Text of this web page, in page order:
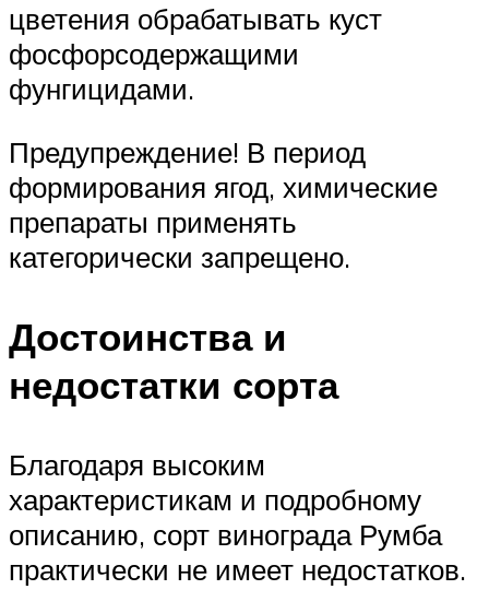
цветения обрабатывать куст
фосфорсодержащими
фунгицидами.
Предупреждение! В период
формирования ягод, химические
препараты применять
категорически запрещено.
Достоинства и
недостатки сорта
Благодаря высоким
характеристикам и подробному
описанию, сорт винограда Румба
практически не имеет недостатков.